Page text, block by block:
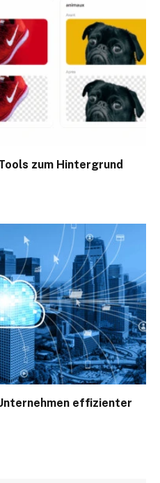
zum Hintergrund
effizienter